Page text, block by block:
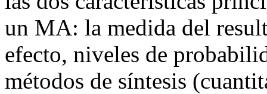
un MA: la medida del
efecto, niveles de
métodos de síntesis